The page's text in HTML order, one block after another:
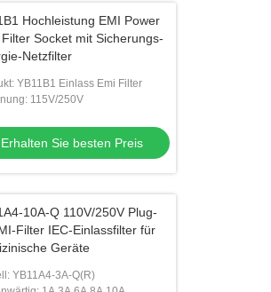
Hochleistung EMI Power
Socket mit Sicherungs-
Netzfilter
YB11B1 Einlass Emi Filter
115V/250V
Erhalten Sie besten Preis
10A-Q 110V/250V Plug-
Filter IEC-Einlassfilter für
Geräte
YB11A4-3A-Q(R)